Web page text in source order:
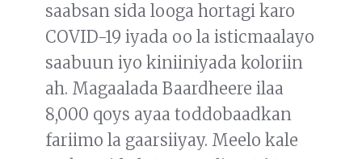
saabsan sida looga hortagi karo
COVID-19 iyada oo la isticmaalayo
saabuun iyo kiniiniyada koloriin
ah. Magaalada Baardheere ilaa
8,000 qoys ayaa toddobaadkan
fariimo la gaarsiiyay. Meelo kale